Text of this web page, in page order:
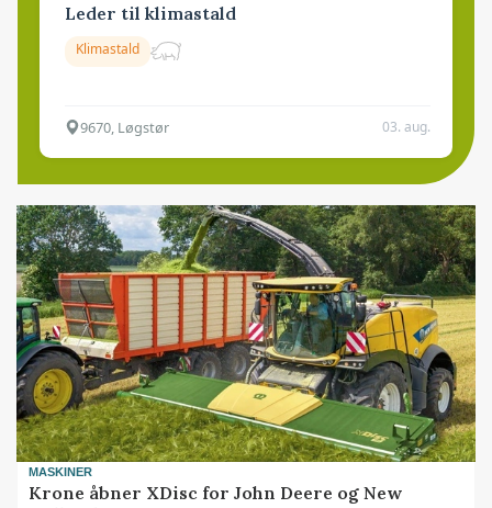
Leder til klimastald
Klimastald
9670, Løgstør 03. aug.
MASKINER
Krone åbner XDisc for John Deere og New